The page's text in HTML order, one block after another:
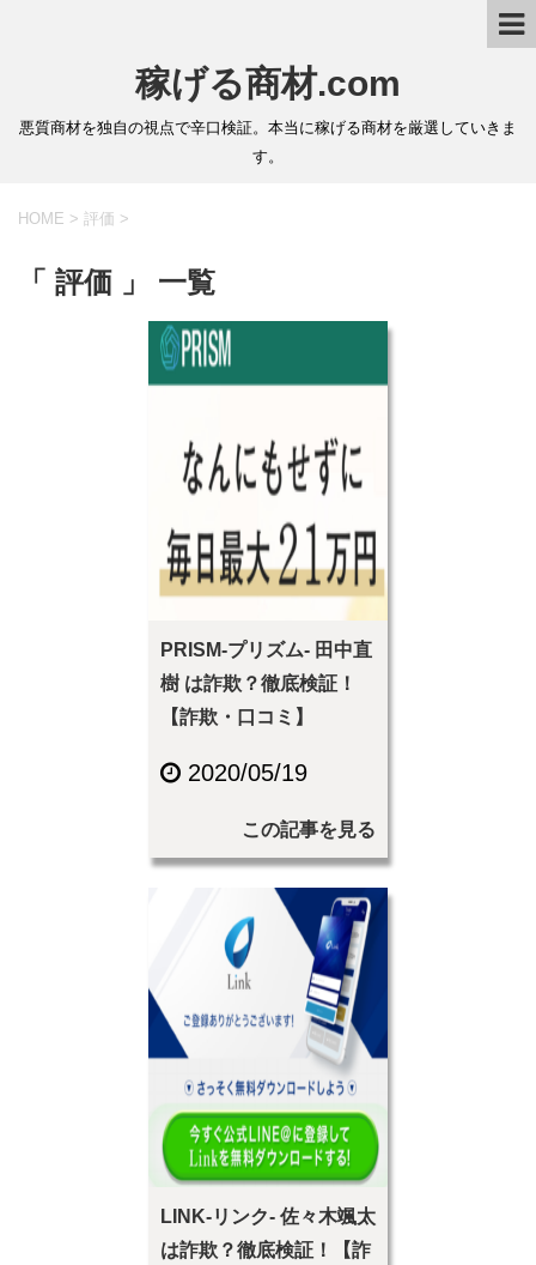
稼げる商材.com
悪質商材を独自の視点で辛口検証。本当に稼げる商材を厳選していきま
す。
HOME > 評価 >
「 評価 」 一覧
PRISM-プリズム- 田中直
樹 は詐欺？徹底検証！
【詐欺・口コミ】
2020/05/19
この記事を見る
LINK-リンク- 佐々木颯太
は詐欺？徹底検証！【詐